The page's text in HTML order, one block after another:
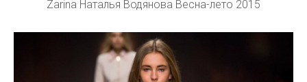
Zarina Наталья Водянова Весна-лето 2015